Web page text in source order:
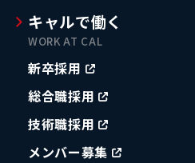
キャルで働く
WORK AT CAL
新卒採用
総合職採用
技術職採用
メンバー募集